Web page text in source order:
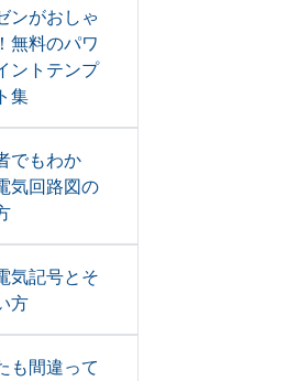
サポートセンター
ード
V15登場！
一覧
AI ワークベ
場!
式で各種コンテ
ンがおしゃ
無料のパワ
ントテンプ
集
でもわか
気回路図の
気記号とそ
方
も間違って